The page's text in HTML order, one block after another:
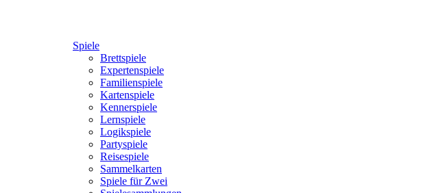
Spiele
Brettspiele
Expertenspiele
Familienspiele
Kartenspiele
Kennerspiele
Lernspiele
Logikspiele
Partyspiele
Reisespiele
Sammelkarten
Spiele für Zwei